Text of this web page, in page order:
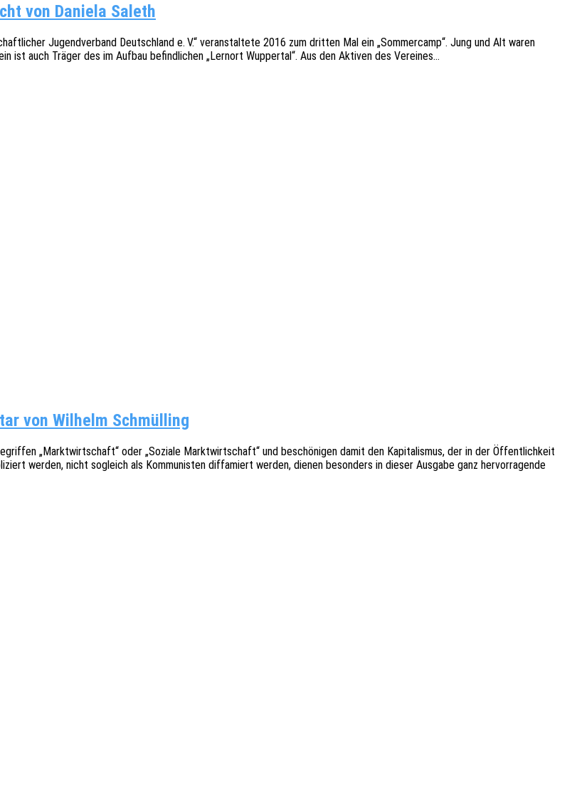
von Daniela Saleth
Jugend­ver­band Deutsch­land e. V.“ veran­stal­te­te 2016 zum drit­ten Mal ein „Sommer­camp“. Jung und Alt waren
ist auch Träger des im Aufbau befind­li­chen „Lern­ort Wupper­tal“. Aus den Akti­ven des Vereines…
von Wil­helm Schmülling
„Markt­wirt­schaft“ oder „Sozia­le Markt­wirt­schaft“ und beschö­ni­gen damit den Kapi­ta­lis­mus, der in der Öffent­lich­keit
werden, nicht sogleich als Kommu­nis­ten diffa­miert werden, dienen beson­ders in dieser Ausga­be ganz hervor­ra­gen­de